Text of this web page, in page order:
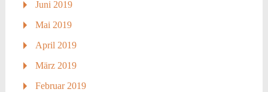
Juni 2019
Mai 2019
April 2019
März 2019
Februar 2019